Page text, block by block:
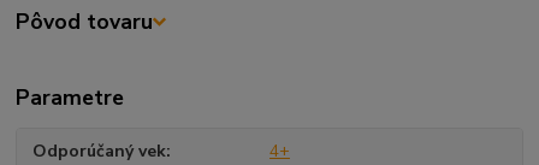
Pôvod tovaru
Parametre
Odporúčaný vek 4+